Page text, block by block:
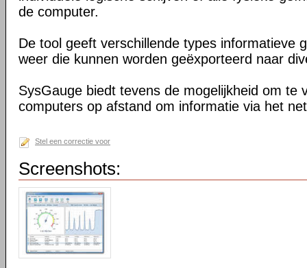
de computer.
De tool geeft verschillende types informatieve
weer die kunnen worden geëxporteerd naar
SysGauge biedt tevens de mogelijkheid om te
computers op afstand om informatie via het
Stel een correctie voor
Screenshots: